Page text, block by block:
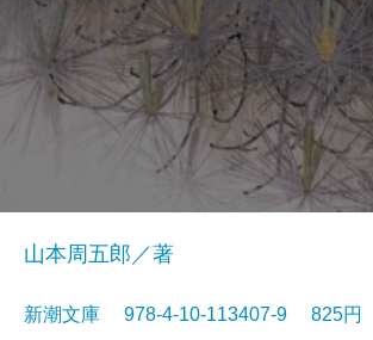
山本周五郎／著
新潮文庫 978-4-10-113407-9 825円